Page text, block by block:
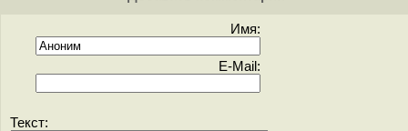
Имя:
E-Mail:
Текст: